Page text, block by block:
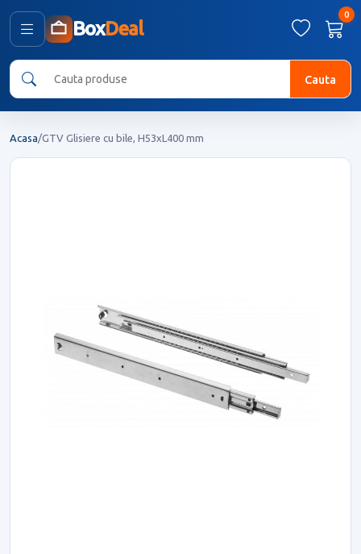
BoxDeal
0
Cauta
Acasa/GTV Glisiere cu bile, H53xL400 mm